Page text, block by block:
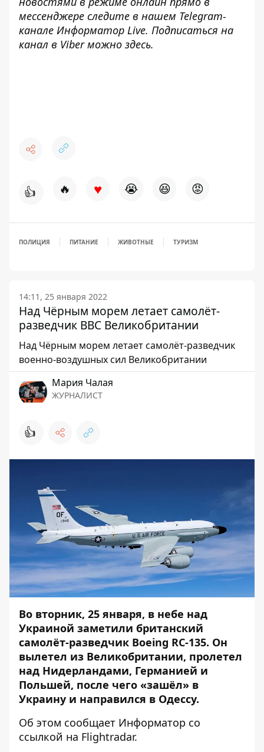
мессенджере следите в нашем Telegram-
канале Информатор Live. Подписаться на
канал в Viber можно здесь.
👍 🔥 ♥ 😭 😆 😡
ПОЛИЦИЯ ПИТАНИЕ ЖИВОТНЫЕ ТУРИЗМ
14:11, 25 января 2022
Над Чёрным морем летает самолёт-
разведчик ВВС Великобритании
Над Чёрным морем летает самолёт-разведчик
военно-воздушных сил Великобритании
Мария Чалая
ЖУРНАЛИСТ
👍
Во вторник, 25 января, в небе над
Украиной заметили британский
самолёт-разведчик Boeing RC-135. Он
вылетел из Великобритании, пролетел
над Нидерландами, Германией и
Польшей, после чего «зашёл» в
Украину и направился в Одессу.
Об этом сообщает Информатор со
ссылкой на Flightradar.